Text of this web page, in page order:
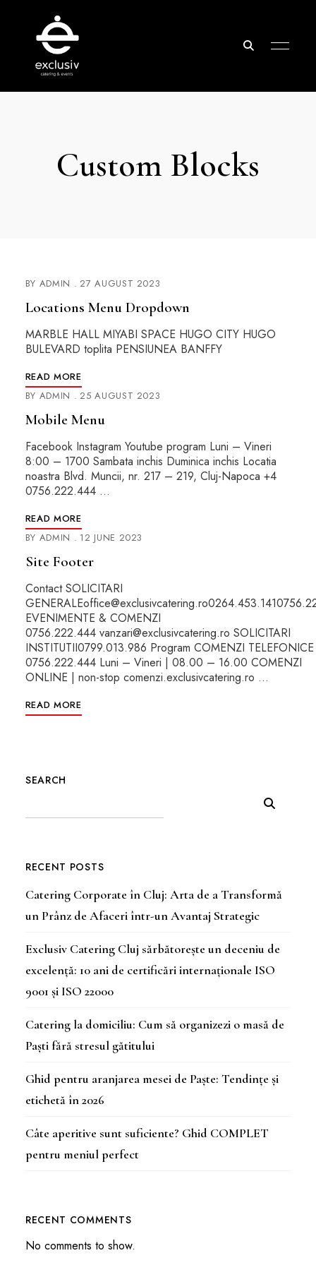
Exclusiv
EventsCustom Blocks
BY ADMIN 27 AUGUST 2023
Locations Menu Dropdown
MARBLE HALL MIYABI SPACE HUGO CITY HUGO
BULEVARD toplita PENSIUNEA BANFFY
READ MORE
BY ADMIN 25 AUGUST 2023
Mobile Menu
Facebook Instagram Youtube program Luni – Vineri
8:00 – 1700 Sambata inchis Duminica inchis Locatia
noastra Blvd. Muncii, nr. 217 – 219, Cluj-Napoca +4
0756.222.444 …
READ MORE
BY ADMIN 12 JUNE 2023
Site Footer
Contact SOLICITARI
EVENIMENTE & COMENZI
0756.222.444 vanzari@exclusivcatering.ro SOLICITARI
INSTITUTII0799.013.986 Program COMENZI
0756.222.444 Luni – Vineri | 08.00 – 16.00 COMENZI
ONLINE | non-stop comenzi.exclusivcatering.ro …
READ MORE
SEARCH
RECENT POSTS
Catering Corporate în Cluj: Arta de a Transformă
un Prânz de Afaceri într-un Avantaj Strategic
Exclusiv Catering Cluj sărbătorește un deceniu de
excelență: 10 ani de certificări internaționale ISO
9001 și ISO 22000
Catering la domiciliu: Cum să organizezi o masă de
Paști fără stresul gătitului
Ghid pentru aranjarea mesei de Paște: Tendințe și
etichetă în 2026
Câte aperitive sunt suficiente? Ghid COMPLET
pentru meniul perfect
RECENT COMMENTS
No comments to show.